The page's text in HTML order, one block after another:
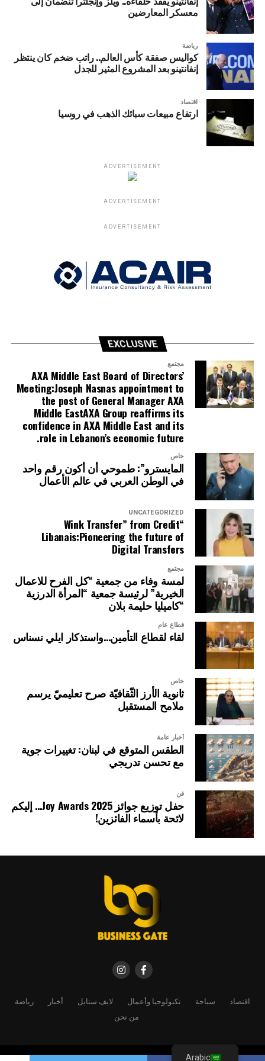
معسكر المعارضين
رياضة
كواليس صفقة كأس العالم.. راتب ضخم كان ينتظر
إنفانتينو بعد المشروع المثير للجدل
اقتصاد
ارتفاع مبيعات سبائك الذهب في روسيا
ADVERTISEMENT
ADVERTISEMENT
ADVERTISEMENT
EXCLUSIVE
مجتمع
AXA Middle East Board of Directors’
Meeting:Joseph Nasnas appointment to
the post of General Manager AXA
Middle EastAXA Group reaffirms its
confidence in AXA Middle East and its
role in Lebanon’s economic future.
خاص
المايسترو”: طموحي أن أكون رقم واحد
في الوطن العربي في عالم الأعمال
UNCATEGORIZED
“Wink Transfer” from Credit
Libanais:Pioneering the future of
Digital Transfers
مجتمع
لمسة وفاء من جمعية “كل الفرح للاعمال
الخيرية” لرئيسة جمعية “المرأة الدرزية
“كاميليا حليمة بلان
قطاع عام
لقاء لقطاع التأمين…واستذكار ايلي نسناس
خاص
ثانوية الأرز الثّقافيّة صرح تعليميّ يرسم
ملامح المستقبل
أخبار عامة
الطقس المتوقع في لبنان: تغييرات جوية
مع تحسن تدريجي
فن
حفل توزيع جوائز Joy Awards 2025… إليكم
لائحة بأسماء الفائزين!
اقتصاد سياحة تكنولوجيا وأعمال لايف ستايل أخبار
رياضة
من نحن
Arabic